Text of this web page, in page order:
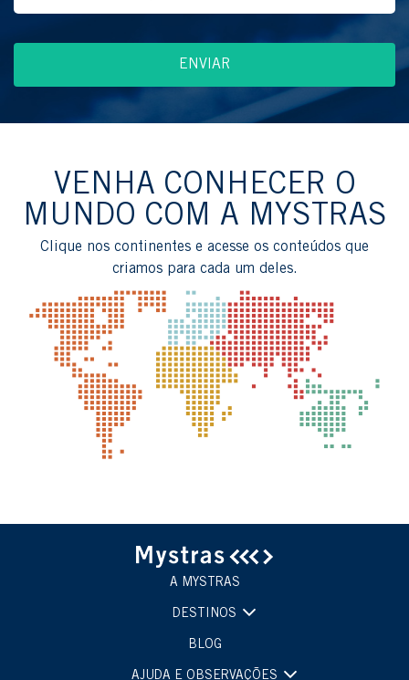
VENHA CONHECER O
MUNDO COM A MYSTRAS
Clique nos continentes e acesse os conteúdos que
criamos para cada um deles.
A MYSTRAS
DESTINOS
BLOG
AJUDA E OBSERVAÇÕES